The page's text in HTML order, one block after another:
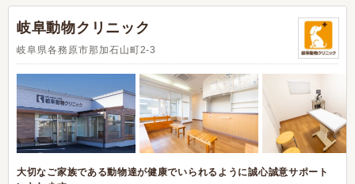
岐阜動物クリニック
岐阜県各務原市那加石山町2-3
大切なご家族である動物達が健康でいられるように誠心誠意サポート